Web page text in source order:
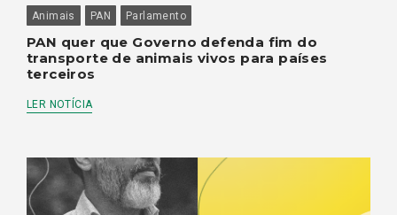
Animais PAN Parlamento
PAN quer que Governo defenda fim do
transporte de animais vivos para países
terceiros
LER NOTÍCIA